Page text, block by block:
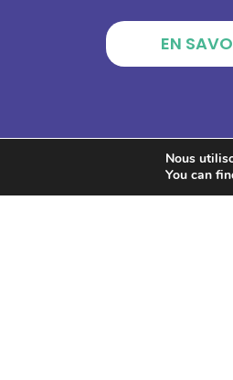
EN
Nous
You can